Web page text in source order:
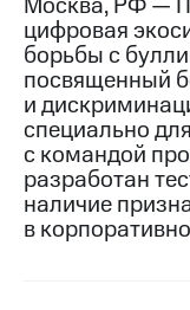
релизы
МТС
о
Интервью
цифровая
борьбы с
посвященный
и
специально
с командой
разработан
наличие
в